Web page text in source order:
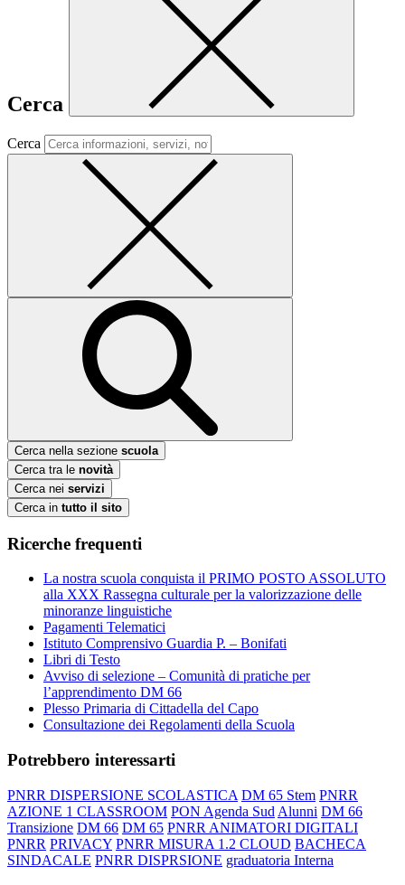
Cerca
Cerca
Cerca nella sezione scuola
Cerca tra le novità
Cerca nei servizi
Cerca in tutto il sito
Ricerche frequenti
La nostra scuola conquista il PRIMO POSTO ASSOLUTO
alla XXX Rassegna culturale per la valorizzazione delle
minoranze linguistiche
Pagamenti Telematici
Istituto Comprensivo Guardia P. – Bonifati
Libri di Testo
Avviso di selezione – Comunità di pratiche per
l’apprendimento DM 66
Plesso Primaria di Cittadella del Capo
Consultazione dei Regolamenti della Scuola
Potrebbero interessarti
PNRR DISPERSIONE SCOLASTICA DM 65 Stem PNRR
AZIONE 1 CLASSROOM PON Agenda Sud Alunni DM 66
Transizione DM 66 DM 65 PNRR ANIMATORI DIGITALI
PNRR PRIVACY PNRR MISURA 1.2 CLOUD BACHECA
SINDACALE PNRR DISPRSIONE graduatoria Interna